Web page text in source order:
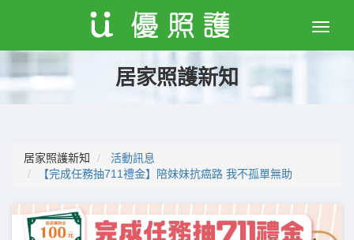
Toggle
居家照護新知
居家照護新知
活動訊息
【完成任務抽711禮金】陪妹妹抗癌路 我不孤單無助